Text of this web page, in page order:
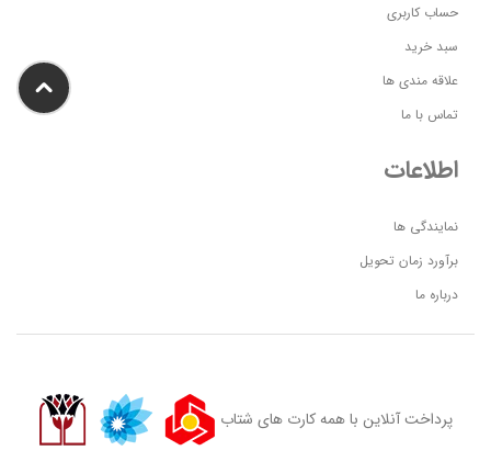
حساب کاربری
سبد خرید
علاقه مندی ها
تماس با ما
اطلاعات
نمایندگی ها
برآورد زمان تحویل
درباره ما
پرداخت آنلاین با همه کارت های شتاب